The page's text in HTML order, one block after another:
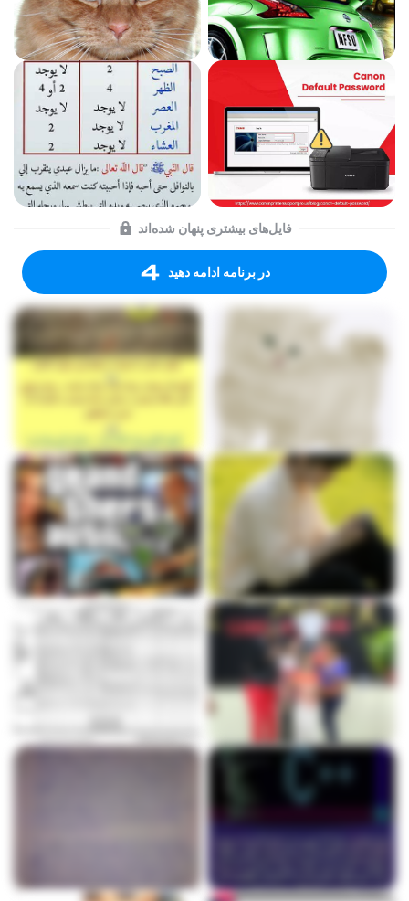
فایل‌های بیشتری پنهان شده‌اند
در برنامه ادامه دهید